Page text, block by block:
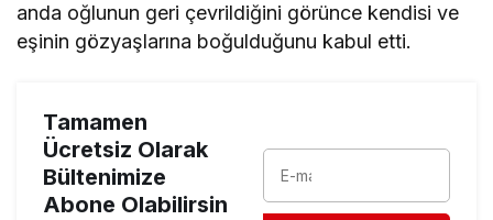
anda oğlunun geri çevrildiğini görünce kendisi ve
eşinin gözyaşlarına boğulduğunu kabul etti.
Tamamen
Ücretsiz Olarak
Bültenimize
Abone Olabilirsin